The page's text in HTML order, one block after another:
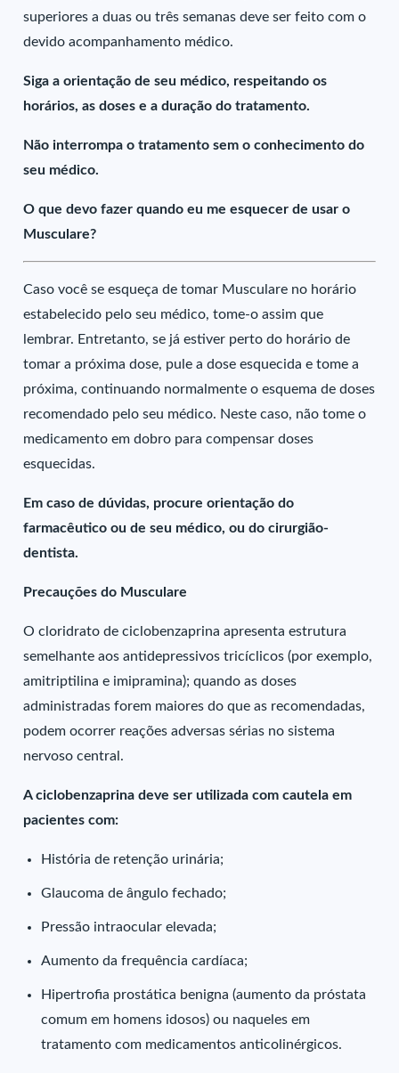
superiores a duas ou três semanas deve ser feito com o
devido acompanhamento médico.
Siga a orientação de seu médico, respeitando os
horários, as doses e a duração do tratamento.
Não interrompa o tratamento sem o conhecimento do
seu médico.
O que devo fazer quando eu me esquecer de usar o
Musculare?
Caso você se esqueça de tomar Musculare no horário
estabelecido pelo seu médico, tome-o assim que
lembrar. Entretanto, se já estiver perto do horário de
tomar a próxima dose, pule a dose esquecida e tome a
próxima, continuando normalmente o esquema de doses
recomendado pelo seu médico. Neste caso, não tome o
medicamento em dobro para compensar doses
esquecidas.
Em caso de dúvidas, procure orientação do
farmacêutico ou de seu médico, ou do cirurgião-
dentista.
Precauções do Musculare
O cloridrato de ciclobenzaprina apresenta estrutura
semelhante aos antidepressivos tricíclicos (por exemplo,
amitriptilina e imipramina); quando as doses
administradas forem maiores do que as recomendadas,
podem ocorrer reações adversas sérias no sistema
nervoso central.
A ciclobenzaprina deve ser utilizada com cautela em
pacientes com:
História de retenção urinária;
Glaucoma de ângulo fechado;
Pressão intraocular elevada;
Aumento da frequência cardíaca;
Hipertrofia prostática benigna (aumento da próstata
comum em homens idosos) ou naqueles em
tratamento com medicamentos anticolinérgicos.